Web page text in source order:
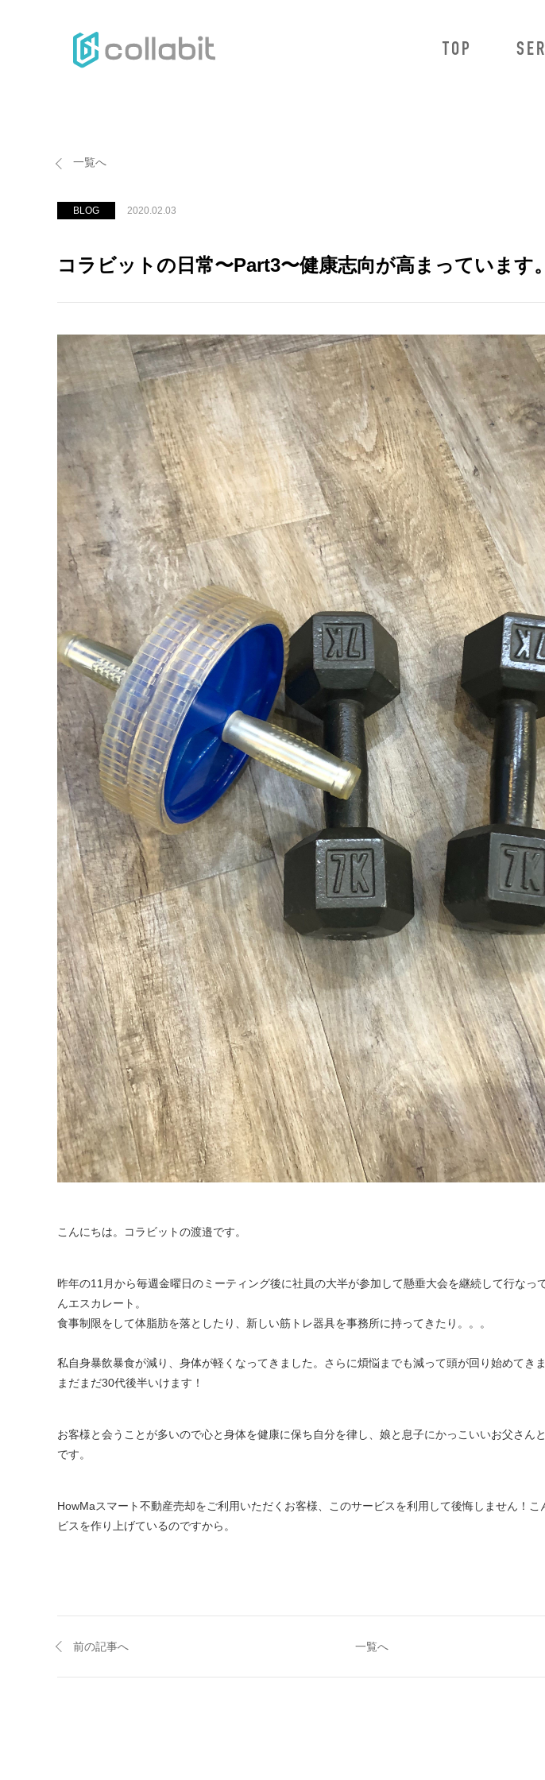
TOP
一覧へ
BLOG 2020.02.03
コラビットの日常〜Part3〜健康志向が高まっています。
こんにちは。コラビットの渡邉です。
昨年の11月から毎週金曜日のミーティング後に社員の大半が参加して懸垂大会を継続して行なっ
んエスカレート。
食事制限をして体脂肪を落としたり、新しい筋トレ器具を事務所に持ってきたり。。。
私自身暴飲暴食が減り、身体が軽くなってきました。さらに煩悩までも減って頭が回り始めてき
まだまだ30代後半いけます！
お客様と会うことが多いので心と身体を健康に保ち自分を律し、娘と息子にかっこいいお父さん
です。
HowMaスマート不動産売却をご利用いただくお客様、このサービスを利用して後悔しません！
ビスを作り上げているのですから。
前の記事へ 一覧へ